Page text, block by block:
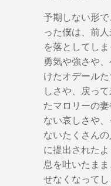
予期しない形
った僕は、前
を落としてし
勇気や強さや
けたオデール
しさや、戻っ
たマロリーの
ない哀しさや
ないたくさん
に提出された
息を吐いたま
せなくなってし